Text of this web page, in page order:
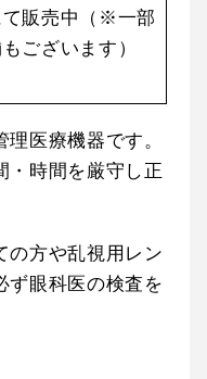
て販売中（※一部
ございます）
医療機器です。
・時間を厳守し正
方や乱視用レン
ず眼科医の検査を